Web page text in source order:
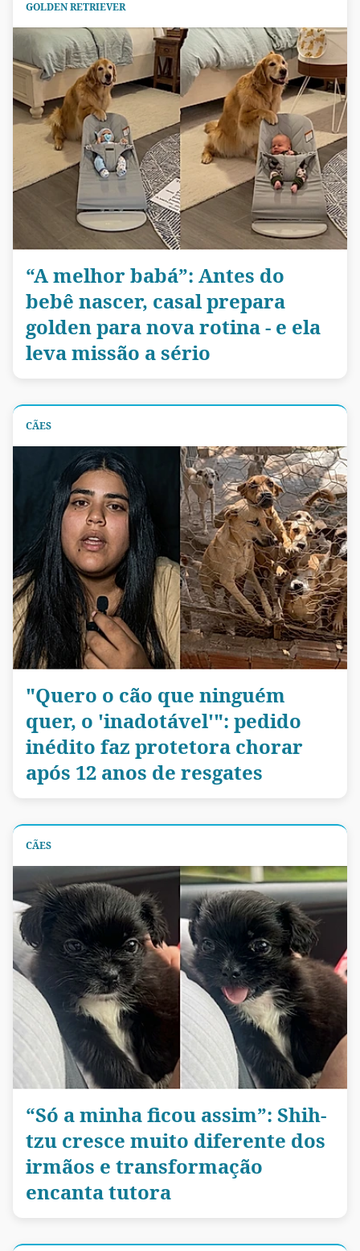
GOLDEN RETRIEVER
“A melhor babá”: Antes do
bebê nascer, casal prepara
golden para nova rotina - e ela
leva missão a sério
CÃES
"Quero o cão que ninguém
quer, o 'inadotável'": pedido
inédito faz protetora chorar
após 12 anos de resgates
CÃES
“Só a minha ficou assim”: Shih-
tzu cresce muito diferente dos
irmãos e transformação
encanta tutora